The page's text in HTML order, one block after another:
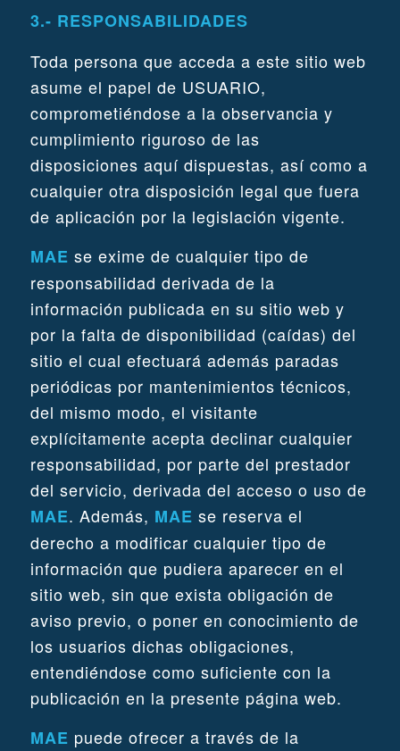
3.- RESPONSABILIDADES
Toda persona que acceda a este sitio web
asume el papel de USUARIO,
comprometiéndose a la observancia y
cumplimiento riguroso de las
disposiciones aquí dispuestas, así como a
cualquier otra disposición legal que fuera
de aplicación por la legislación vigente.
MAE se exime de cualquier tipo de
responsabilidad derivada de la
información publicada en su sitio web y
por la falta de disponibilidad (caídas) del
sitio el cual efectuará además paradas
periódicas por mantenimientos técnicos,
del mismo modo, el visitante
explícitamente acepta declinar cualquier
responsabilidad, por parte del prestador
del servicio, derivada del acceso o uso de
MAE. Además, MAE se reserva el
derecho a modificar cualquier tipo de
información que pudiera aparecer en el
sitio web, sin que exista obligación de
aviso previo, o poner en conocimiento de
los usuarios dichas obligaciones,
entendiéndose como suficiente con la
publicación en la presente página web.
MAE puede ofrecer a través de la